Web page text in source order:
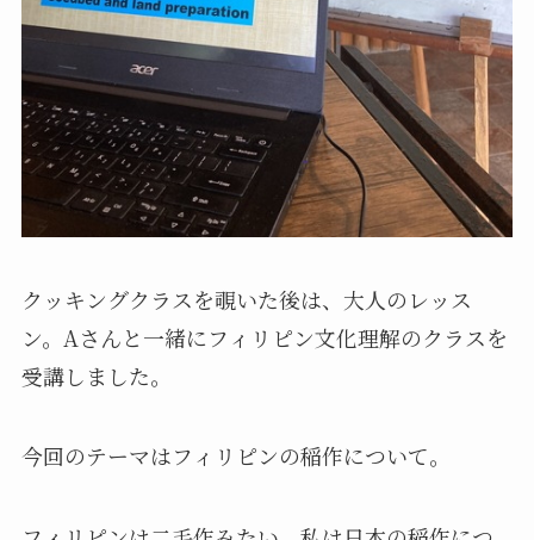
クッキングクラスを覗いた後は、大人のレッス
ン。Aさんと一緒にフィリピン文化理解のクラスを
受講しました。
今回のテーマはフィリピンの稲作について。